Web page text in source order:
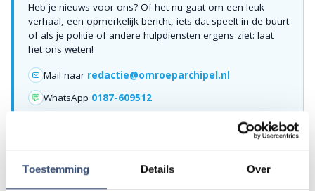
Toestemming Details Over
Heb je nieuws voor ons? Of het nu gaat om een leuk
verhaal, een opmerkelijk bericht, iets dat speelt in de buurt
of als je politie of andere hulpdiensten ergens ziet: laat
het ons weten!
Mail naar redactie@omroeparchipel.nl
💬 WhatsApp 0187-609512
Foutje gezien of twijfel over een advertentie?